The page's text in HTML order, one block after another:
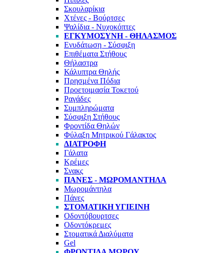
Σκουλαρίκια
Χτένες - Βούρτσες
Ψαλίδια - Νυχοκόπτες
ΕΓΚΥΜΟΣΥΝΗ - ΘΗΛΑΣΜΟΣ
Ενυδάτωση - Σύσφιξη
Επιθέματα Στήθους
Θήλαστρα
Κάλυπτρα Θηλής
Πρησμένα Πόδια
Προετοιμασία Τοκετού
Ραγάδες
Συμπληρώματα
Σύσφιξη Στήθους
Φροντίδα Θηλών
Φύλαξη Μητρικού Γάλακτος
ΔΙΑΤΡΟΦΗ
Γάλατα
Κρέμες
Σνακς
ΠΑΝΕΣ - ΜΩΡΟΜΑΝΤΗΛΑ
Μωρομάντηλα
Πάνες
ΣΤΟΜΑΤΙΚΗ ΥΓΙΕΙΝΗ
Οδοντόβουρτσες
Οδοντόκρεμες
Στοματικά Διαλύματα
Gel